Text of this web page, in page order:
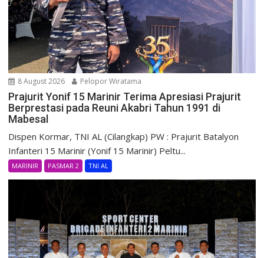
8 August 2026 Pelopor Wiratama
Prajurit Yonif 15 Marinir Terima Apresiasi Prajurit
Berprestasi pada Reuni Akabri Tahun 1991 di
Mabesal
Dispen Kormar, TNI AL (Cilangkap) PW : Prajurit Batalyon
Infanteri 15 Marinir (Yonif 15 Marinir) Peltu...
MARINIR PASMAR 2 TNI AL